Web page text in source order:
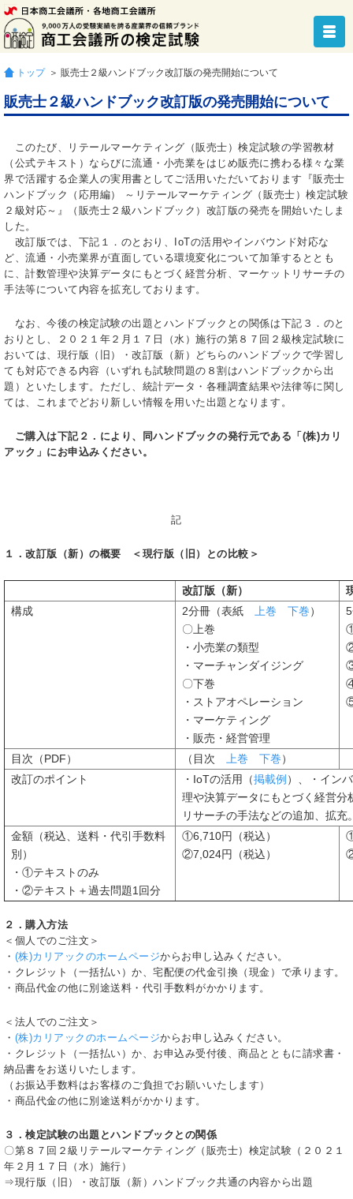
トップ ＞ 販売士２級ハンドブック改訂版の発売開始について
販売士２級ハンドブック改訂版の発売開始について
このたび、リテールマーケティング（販売士）検定試験の学習教材
（公式テキスト）ならびに流通・小売業をはじめ販売に携わる様々な業
界で活躍する企業人の実用書としてご活用いただいております『販売士
ハンドブック（応用編） ～リテールマーケティング（販売士）検定試験
２級対応～』（販売士２級ハンドブック）改訂版の発売を開始いたしま
した。
改訂版では、下記１．のとおり、IoTの活用やインバウンド対応な
ど、流通・小売業界が直面している環境変化について加筆するととも
に、計数管理や決算データにもとづく経営分析、マーケットリサーチの
手法等について内容を拡充しております。
なお、今後の検定試験の出題とハンドブックとの関係は下記３．のと
おりとし、２０２１年２月１７日（水）施行の第８７回２級検定試験に
おいては、現行版（旧）・改訂版（新）どちらのハンドブックで学習し
ても対応できる内容（いずれも試験問題の８割はハンドブックから出
題）といたします。ただし、統計データ・各種調査結果や法律等に関し
ては、これまでどおり新しい情報を用いた出題となります。
ご購入は下記２．により、同ハンドブックの発行元である「(株)カリ
アック」にお申込みください。
記
１．改訂版（新）の概要 ＜現行版（旧）との比較＞
改訂版（新）
構成
2分冊（表紙 上巻 下巻）
〇上巻
・小売業の類型
・マーチャンダイジング
〇下巻
・ストアオペレーション
・マーケティング
・販売・経営管理
目次（PDF） （目次 上巻 下巻）
改訂のポイント
・IoTの活用（掲載例 ）、・イン
理や決算データにもとづく経営分
リサーチの手法などの追加、拡充
金額（税込、送料・代引手数料
別）
・①テキストのみ
・②テキスト＋過去問題1回分
①6,710円（税込）
②7,024円（税込）
２．購入方法
＜個人でのご注文＞
・ (株)カリアックのホームページからお申し込みください。
・クレジット（一括払い）か、宅配便の代金引換（現金）で承ります。
・商品代金の他に別途送料・代引手数料がかかります。
＜法人でのご注文＞
・ (株)カリアックのホームページからお申し込みください。
・クレジット（一括払い）か、お申込み受付後、商品とともに請求書・
納品書をお送りいたします。
（お振込手数料はお客様のご負担でお願いいたします）
・商品代金の他に別途送料がかかります。
３．検定試験の出題とハンドブックとの関係
〇第８７回２級リテールマーケティング（販売士）検定試験（２０２１
年２月１７日（水）施行）
⇒現行版（旧）・改訂版（新）ハンドブック共通の内容から出題